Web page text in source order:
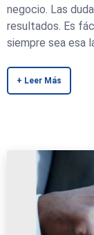
negocio. Las
resultados. Es
siempre sea esa
+ Leer Más